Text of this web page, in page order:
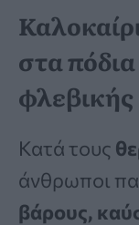
στα
Κατά τους
άνθρωποι
βάρους,